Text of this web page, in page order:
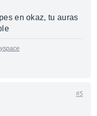
en okaz, tu auras
#5